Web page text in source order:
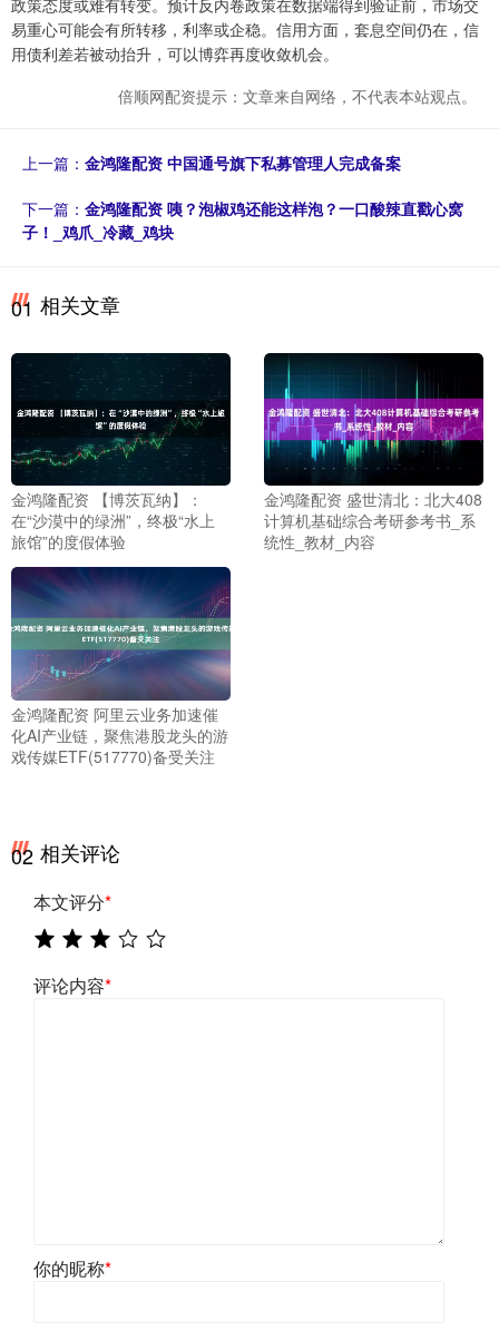
政策态度或难有转变。预计反内卷政策在数据端得到验证前，市场交
易重心可能会有所转移，利率或企稳。信用方面，套息空间仍在，信
用债利差若被动抬升，可以博弈再度收敛机会。
倍顺网配资提示：文章来自网络，不代表本站观点。
上一篇： 金鸿隆配资 中国通号旗下私募管理人完成备案
下一篇： 金鸿隆配资 咦？泡椒鸡还能这样泡？一口酸辣直戳心窝
子！_鸡爪_冷藏_鸡块
01 相关文章
金鸿隆配资 【博茨瓦纳】：
在“沙漠中的绿洲”，终极“水上
旅馆”的度假体验
金鸿隆配资 盛世清北：北大408
计算机基础综合考研参考书_系
统性_教材_内容
金鸿隆配资 阿里云业务加速催
化AI产业链，聚焦港股龙头的游
戏传媒ETF(517770)备受关注
02 相关评论
本文评分*
评论内容*
你的昵称*